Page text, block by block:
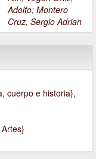
Adolfo; Montero
Cruz, Sergio Adrian
cuerpo e historia},